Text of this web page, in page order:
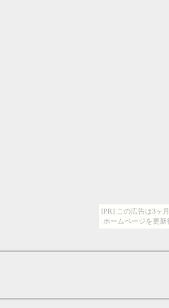
[PR] この広告は3ヶ
ホームページを更